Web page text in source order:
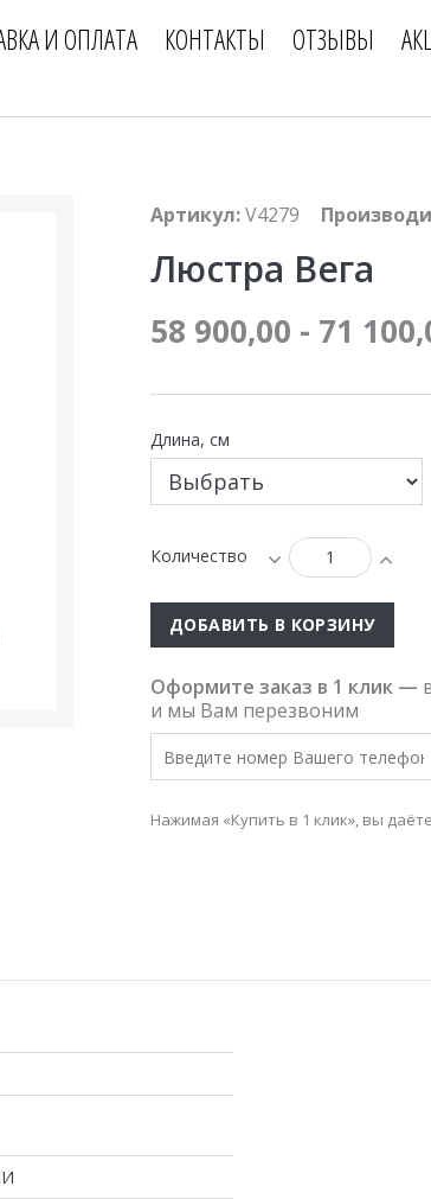
И ОПЛАТА КОНТАКТЫ ОТЗЫВЫ
Артикул:V4279
Люстра Вега
58 900,00 - 71
Длина, см
Количество
ДОБАВИТЬ В КОРЗИНУ
Оформите заказ в 1 клик —
и мы Вам перезвоним
Нажимая «Купить в 1 клик», вы